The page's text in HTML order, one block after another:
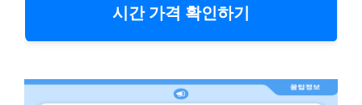
시간 가격 확인하기